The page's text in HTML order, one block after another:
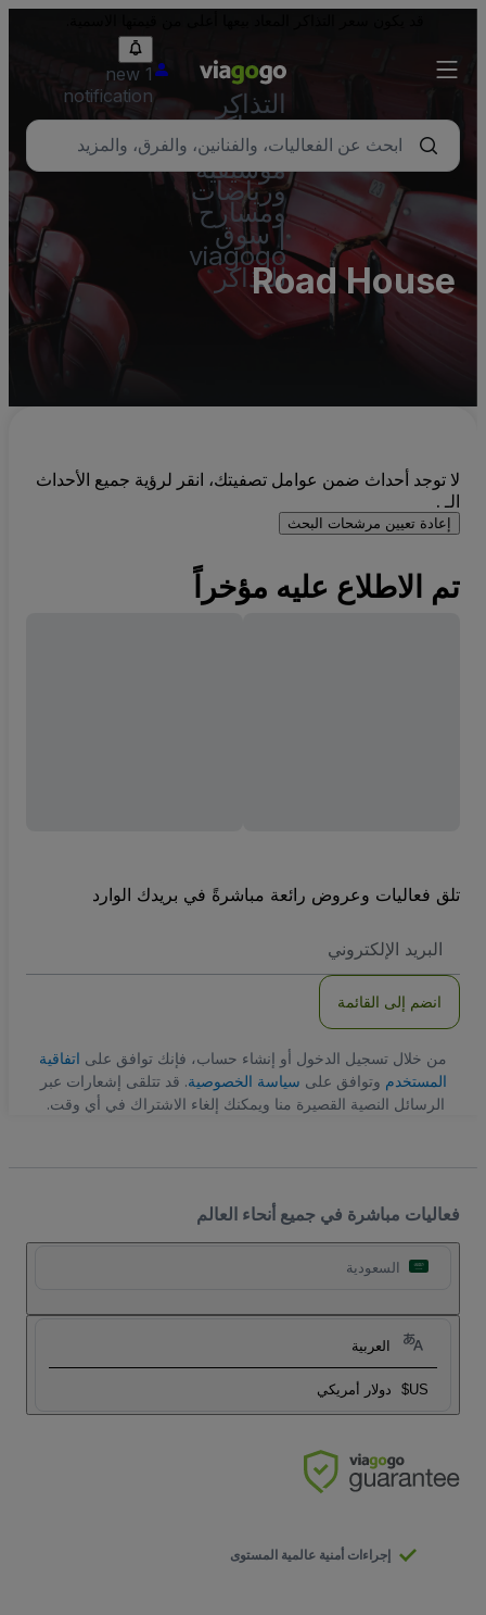
التذاكر
- تذاكر
حفلات
موسيقية
ورياضات
ومسارح
| سوق
viagogo
للتذاكر
1 new
notification
Road House
لا توجد أحداث ضمن عوامل تصفيتك، انقر لرؤية جميع الأحداث
الـ .
إعادة تعيين مرشحات البحث
تم الاطلاع عليه مؤخراً
تلق فعاليات وعروض رائعة مباشرةً في بريدك الوارد
الاكتروني
انضم إلى القائمة
من خلال تسجيل الدخول أو إنشاء حساب، فإنك توافق على اتفاقية
المستخدم وتوافق على سياسة الخصوصية. قد تتلقى إشعارات عبر
الرسائل النصية القصيرة منا ويمكنك إلغاء الاشتراك في أي وقت.
فعاليات مباشرة في جميع أنحاء العالم
السعودية
العربية
US$ دولار أمريكي
إجراءات أمنية عالمية المستوى